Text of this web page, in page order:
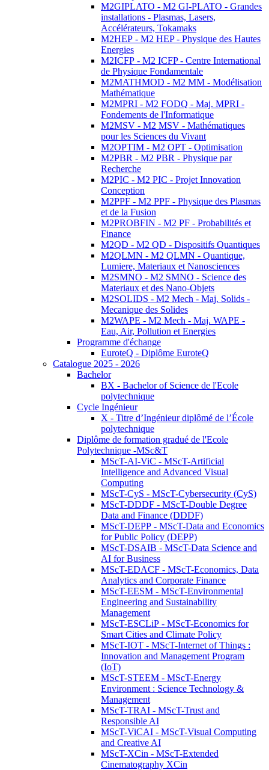
M2GIPLATO - M2 GI-PLATO - Grandes
installations - Plasmas, Lasers,
Accélérateurs, Tokamaks
M2HEP - M2 HEP - Physique des Hautes
Energies
M2ICFP - M2 ICFP - Centre International
de Physique Fondamentale
M2MATHMOD - M2 MM - Modélisation
Mathématique
M2MPRI - M2 FODQ - Maj. MPRI -
Fondements de l'Informatique
M2MSV - M2 MSV - Mathématiques
pour les Sciences du Vivant
M2OPTIM - M2 OPT - Optimisation
M2PBR - M2 PBR - Physique par
Recherche
M2PIC - M2 PIC - Projet Innovation
Conception
M2PPF - M2 PPF - Physique des Plasmas
et de la Fusion
M2PROBFIN - M2 PF - Probabilités et
Finance
M2QD - M2 QD - Dispositifs Quantiques
M2QLMN - M2 QLMN - Quantique,
Lumiere, Materiaux et Nanosciences
M2SMNO - M2 SMNO - Science des
Materiaux et des Nano-Objets
M2SOLIDS - M2 Mech - Maj. Solids -
Mecanique des Solides
M2WAPE - M2 Mech - Maj. WAPE -
Eau, Air, Pollution et Energies
Programme d'échange
EuroteQ - Diplôme EuroteQ
Catalogue 2025 - 2026
Bachelor
BX - Bachelor of Science de l'Ecole
polytechnique
Cycle Ingénieur
X - Titre d’Ingénieur diplômé de l’École
polytechnique
Diplôme de formation gradué de l'Ecole
Polytechnique -MSc&T
MScT-AI-ViC - MScT-Artificial
Intelligence and Advanced Visual
Computing
MScT-CyS - MScT-Cybersecurity (CyS)
MScT-DDDF - MScT-Double Degree
Data and Finance (DDDF)
MScT-DEPP - MScT-Data and Economics
for Public Policy (DEPP)
MScT-DSAIB - MScT-Data Science and
AI for Business
MScT-EDACF - MScT-Economics, Data
Analytics and Corporate Finance
MScT-EESM - MScT-Environmental
Engineering and Sustainability
Management
MScT-ESCLiP - MScT-Economics for
Smart Cities and Climate Policy
MScT-IOT - MScT-Internet of Things :
Innovation and Management Program
(IoT)
MScT-STEEM - MScT-Energy
Environment : Science Technology &
Management
MScT-TRAI - MScT-Trust and
Responsible AI
MScT-ViCAI - MScT-Visual Computing
and Creative AI
MScT-XCin - MScT-Extended
Cinematography XCin